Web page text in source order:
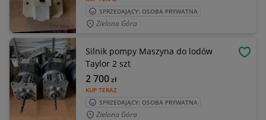
SPRZEDAJĄCY: OSOBA PRYWATNA
Zielona Góra
Silnik pompy Maszyna do lodów
Taylor 2 szt
KUP TERAZ
2 700zł
SPRZEDAJĄCY: OSOBA PRYWATNA
Zielona Góra